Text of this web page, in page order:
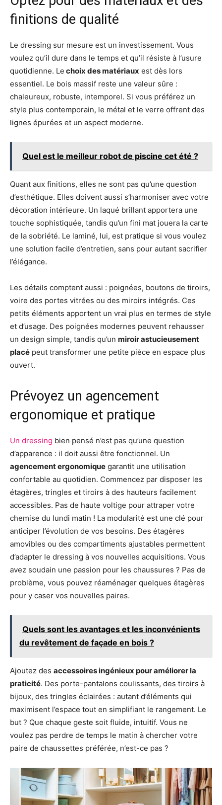
finitions de qualité
Le dressing sur mesure est un investissement. Vous
voulez qu’il dure dans le temps et qu’il résiste à l’usure
quotidienne. Le choix des matériaux est dès lors
essentiel. Le bois massif reste une valeur sûre :
chaleureux, robuste, intemporel. Si vous préférez un
style plus contemporain, le métal et le verre offrent des
lignes épurées et un aspect moderne.
Quel est le meilleur robot de piscine cet été ?
Quant aux finitions, elles ne sont pas qu’une question
d’esthétique. Elles doivent aussi s’harmoniser avec votre
décoration intérieure. Un laqué brillant apportera une
touche sophistiquée, tandis qu’un fini mat jouera la carte
de la sobriété. Le laminé, lui, est pratique si vous voulez
une solution facile d’entretien, sans pour autant sacrifier
l’élégance.
Les détails comptent aussi : poignées, boutons de tiroirs,
voire des portes vitrées ou des miroirs intégrés. Ces
petits éléments apportent un vrai plus en termes de style
et d’usage. Des poignées modernes peuvent rehausser
un design simple, tandis qu’un miroir astucieusement
placé peut transformer une petite pièce en espace plus
ouvert.
Prévoyez un agencement
ergonomique et pratique
Un dressing bien pensé n’est pas qu’une question
d’apparence : il doit aussi être fonctionnel. Un
agencement ergonomique garantit une utilisation
confortable au quotidien. Commencez par disposer les
étagères, tringles et tiroirs à des hauteurs facilement
accessibles. Pas de haute voltige pour attraper votre
chemise du lundi matin ! La modularité est une clé pour
anticiper l’évolution de vos besoins. Des étagères
amovibles ou des compartiments ajustables permettent
d’adapter le dressing à vos nouvelles acquisitions. Vous
avez soudain une passion pour les chaussures ? Pas de
problème, vous pouvez réaménager quelques étagères
pour y caser vos nouvelles paires.
Quels sont les avantages et les inconvénients
du revêtement de façade en bois ?
Ajoutez des accessoires ingénieux pour améliorer la
praticité. Des porte-pantalons coulissants, des tiroirs à
bijoux, des tringles éclairées : autant d’éléments qui
maximisent l’espace tout en simplifiant le rangement. Le
but ? Que chaque geste soit fluide, intuitif. Vous ne
voulez pas perdre de temps le matin à chercher votre
paire de chaussettes préférée, n’est-ce pas ?